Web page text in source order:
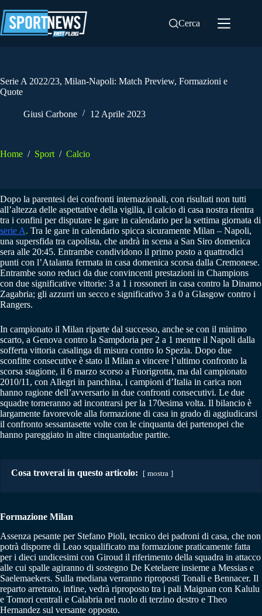
al
contenuto
Cerca
Serie A 2022/23, Milan-Napoli: Match Preview, Formazioni e
Quote
Giusi Carbone 12 Aprile 2023
Home / Sport / Calcio
Dopo la parentesi dei confronti internazionali, con risultati non tutti
all’altezza delle aspettative della vigilia, il calcio di casa nostra rientra
tra i confini per disputare le gare in calendario per la settima giornata di
serie A. Tra le gare in calendario spicca sicuramente Milan – Napoli,
una supersfida tra capolista, che andrà in scena a San Siro domenica
sera alle 20:45. Entrambe condividono il primo posto a quattrodici
punti con l’Atalanta fermata in casa domenica scorsa dalla Cremonese.
Entrambe sono reduci da due convincenti prestazioni in Champions
con due significative vittorie: 3 a 1 i rossoneri in casa contro la Dinamo
Zagabria; gli azzurri un secco e significativo 3 a 0 a Glasgow contro i
Rangers.
In campionato il Milan riparte dal successo, anche se con il minimo
scarto, a Genova contro la Sampdoria per 2 a 1 mentre il Napoli dalla
sofferta vittoria casalinga di misura contro lo Spezia. Dopo due
sconfitte consecutive è stato il Milan a vincere l’ultimo confronto la
scorsa stagione, il 6 marzo scorso a Fuorigrotta, ma dal campionato
2010/11, con Allegri in panchina, i campioni d’Italia in carica non
hanno ragione dell’avversario in due confronti consecutivi. Le due
squadre torneranno ad incontrarsi per la 170esima volta. Il bilancio è
largamente favorevole alla formazione di casa in grado di aggiudicarsi
il confronto sessantasette volte con le cinquanta dei partenopei che
hanno pareggiato in altre cinquantadue partite.
Cosa troverai in questo articolo: mostra
Formazione Milan
Assenza pesante per Stefano Pioli, tecnico dei padroni di casa, che non
potrà disporre di Leao squalificato ma formazione praticamente fatta
per i dieci undicesimi con Giroud il riferimento della squadra in attacco
alle cui spalle agiranno di sostegno De Ketelaere insieme a Messias e
Saelemaekers. Sulla mediana verranno riproposti Tonali e Bennacer. Il
reparto arretrato, infine, vedrà riproposto tra i pali Maignan con Kalulu
e Tomori centrali e Calabria nel ruolo di terzino destro e Theo
Hernandez sul versante opposto.